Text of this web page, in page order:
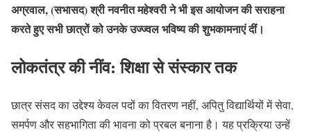
अग्रवाल, (सभासद) श्री नवनीत महेश्वरी ने भी इस आयोजन की सराहना
करते हुए सभी छात्रों को उनके उज्ज्वल भविष्य की शुभकामनाएं दीं।
लोकतंत्र की नींव: शिक्षा से संस्कार तक
छात्र संसद का उद्देश्य केवल पदों का वितरण नहीं, अपितु विद्यार्थियों में सेवा,
समर्पण और सहभागिता की भावना को प्रबल बनाना है। यह प्रक्रिया उन्हें